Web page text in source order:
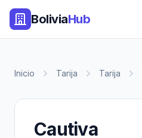
BoliviaHub
Inicio Tarija Tarija
Cautiva